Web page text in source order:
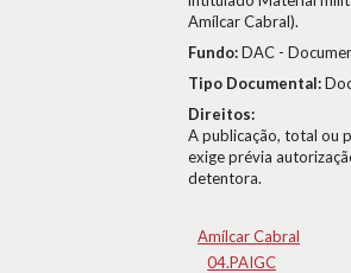
Amílcar Cabral).
Fundo:DAC -
Tipo Documental:
Direitos:
A publicação, total ou
exige prévia
detentora.
Amílcar Cabral
04.PAIGC